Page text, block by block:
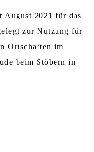
August 2021 für das
zur Nutzung für
Ortschaften im
beim Stöbern in